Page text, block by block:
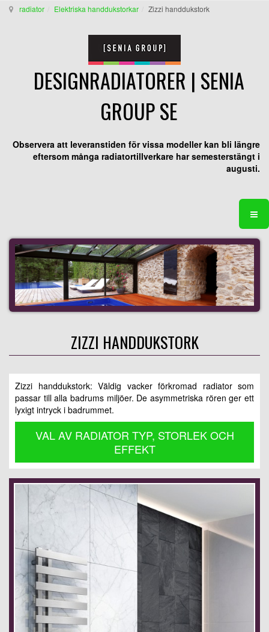
radiator Elektriska handdukstorkar Zizzi handdukstork
DESIGNRADIATORER | SENIA
GROUP SE
Observera att leveranstiden för vissa modeller kan bli längre
eftersom många radiatortillverkare har semesterstängt i
augusti.
ZIZZI HANDDUKSTORK
Zizzi handdukstork: Väldig vacker förkromad radiator som
passar till alla badrums miljöer. De asymmetriska rören ger ett
lyxigt intryck i badrummet.
VAL AV RADIATOR TYP, STORLEK OCH
EFFEKT